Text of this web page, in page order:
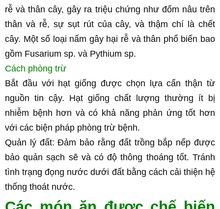
rễ và thân cây, gây ra triệu chứng như đốm nâu trên
thân và rễ, sự sụt rút của cây, và thậm chí là chết
cây. Một số loại nấm gây hại rễ và thân phổ biến bao
gồm Fusarium sp. và Pythium sp.
Cách phòng trừ
Bắt đầu với hạt giống được chọn lựa cẩn thận từ
nguồn tin cậy. Hạt giống chất lượng thường ít bị
nhiễm bệnh hơn và có khả năng phản ứng tốt hơn
với các biện pháp phòng trừ bệnh.
Quản lý đất: Đảm bảo rằng đất trồng bắp nếp được
bảo quản sạch sẽ và có độ thông thoáng tốt. Tránh
tình trạng đọng nước dưới đất bằng cách cải thiện hệ
thống thoát nước.